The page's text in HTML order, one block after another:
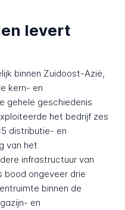
levert
binnen Zuidoost-Azië,
kern- en
gehele geschiedenis
het bedrijf zes
distributie- en
van het
infrastructuur van
bood ongeveer drie
binnen de
en